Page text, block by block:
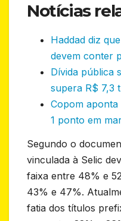
Notícias
Haddad diz
devem conter
Dívida pública
supera R$ 7,3
Copom
1 ponto em
Segundo o
vinculada à Selic
faixa entre 48% e
43% e 47%.
fatia dos títulos